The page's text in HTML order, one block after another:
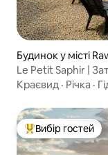
Будинок у місті
Le Petit Saphir |
більярдним
Краєвид · Річка ·
Топ вибір гостей
Вибір гостей